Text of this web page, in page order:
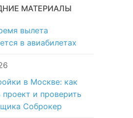
МАТЕРИАЛЫ
вылета
в авиабилетах
в Москве: как
проект и проверить
Соброкер